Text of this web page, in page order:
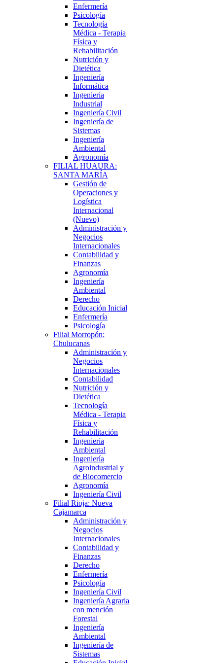
Enfermería
Psicología
Tecnología
Médica - Terapia
Física y
Rehabilitación
Nutrición y
Dietética
Ingeniería
Informática
Ingeniería
Industrial
Ingeniería Civil
Ingeniería de
Sistemas
Ingeniería
Ambiental
Agronomía
FILIAL HUAURA:
SANTA MARÍA
Gestión de
Operaciones y
Logística
Internacional
(Nuevo)
Administración y
Negocios
Internacionales
Contabilidad y
Finanzas
Agronomía
Ingeniería
Ambiental
Derecho
Educación Inicial
Enfermería
Psicología
Filial Morropón:
Chulucanas
Administración y
Negocios
Internacionales
Contabilidad
Nutrición y
Dietética
Tecnología
Médica - Terapia
Física y
Rehabilitación
Ingeniería
Ambiental
Ingeniería
Agroindustrial y
de Biocomercio
Agronomía
Ingeniería Civil
Filial Rioja: Nueva
Cajamarca
Administración y
Negocios
Internacionales
Contabilidad y
Finanzas
Derecho
Enfermería
Psicología
Ingeniería Civil
Ingeniería Agraria
con mención
Forestal
Ingeniería
Ambiental
Ingeniería de
Sistemas